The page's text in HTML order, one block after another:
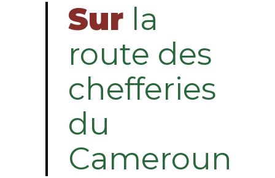
Sur la
route des
chefferies
du
Cameroun